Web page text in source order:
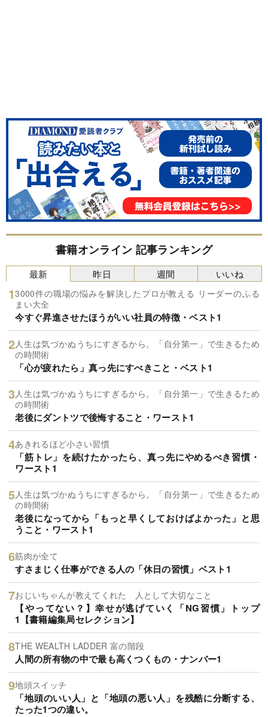
書籍オンライン 記事ランキング
最新
3000件の職場の悩みを解決したプロが教える リーダーのふる
まい大全
今すぐ昇進させたほうがいい社員の特徴・ベスト1
人生は気づかぬうちにすぎるから。「自分第一」で生きるため
の時間術
「心が疲れたら」真っ先にすべきこと・ベスト1
人生は気づかぬうちにすぎるから。「自分第一」で生きるため
の時間術
老後にダントツで後悔すること・ワースト1
あきれるほど小さい習慣
「筋トレ」を続けたかったら、真っ先にやめるべき習慣・
ワースト1
人生は気づかぬうちにすぎるから。「自分第一」で生きるため
の時間術
老後になってから「もっと早くしておけばよかった」と思
うこと・ワースト1
筋肉が全て
すさまじく仕事ができる人の「休日の習慣」ベスト1
おじいちゃんが教えてくれた 人として大切なこと
【やってない？】幸せが逃げていく「NG習慣」トップ
1【書籍編集局セレクション】
THE WEALTH LADDER 富の階段
人間の所有物の中で最も高くつくもの・ナンバー1
地頭スイッチ
「地頭のいい人」と「地頭の悪い人」を残酷に分断する、
たった1つの違い。
昨日 週間 いいね